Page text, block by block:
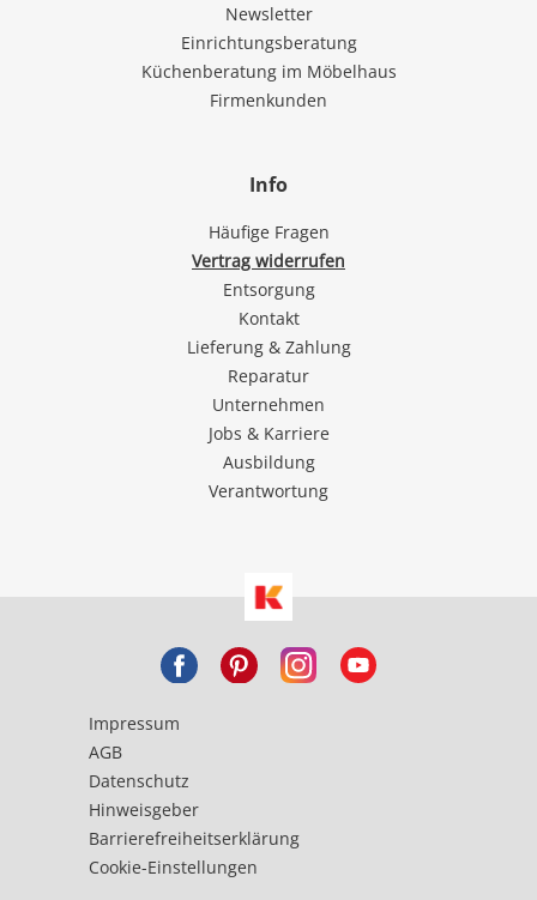
Newsletter
Einrichtungsberatung
Küchenberatung im Möbelhaus
Firmenkunden
Info
Häufige Fragen
Vertrag widerrufen
Entsorgung
Kontakt
Lieferung & Zahlung
Reparatur
Unternehmen
Jobs & Karriere
Ausbildung
Verantwortung
Impressum
AGB
Datenschutz
Hinweisgeber
Barrierefreiheitserklärung
Cookie-Einstellungen